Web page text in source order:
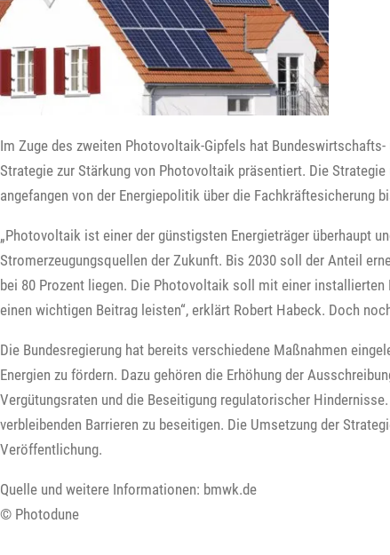
Im Zuge des zweiten Photovoltaik-Gipfels hat
Strategie zur Stärkung von Photovoltaik präsentiert. Die
angefangen von der Energiepolitik über die Fachkräftesicherung
„Photovoltaik ist einer der günstigsten Energieträger überhaupt
Stromerzeugungsquellen der Zukunft. Bis 2030 soll der Anteil
bei 80 Prozent liegen. Die Photovoltaik soll mit einer
einen wichtigen Beitrag leisten“, erklärt Robert Habeck. Doch
Die Bundesregierung hat bereits verschiedene Maßnahmen
Energien zu fördern. Dazu gehören die Erhöhung der
Vergütungsraten und die Beseitigung regulatorischer
verbleibenden Barrieren zu beseitigen. Die Umsetzung der
Veröffentlichung.
Quelle und weitere Informationen: bmwk.de
© Photodune